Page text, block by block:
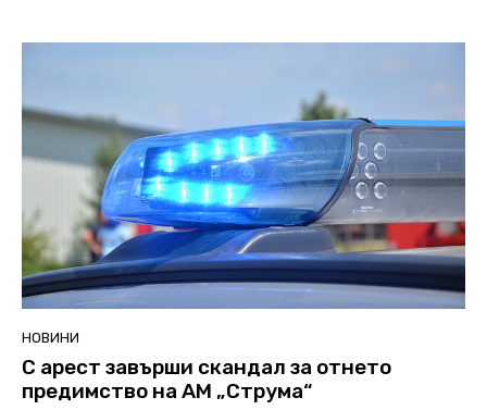
НОВИНИ
С арест завърши скандал за отнето
предимство на АМ „Струма“